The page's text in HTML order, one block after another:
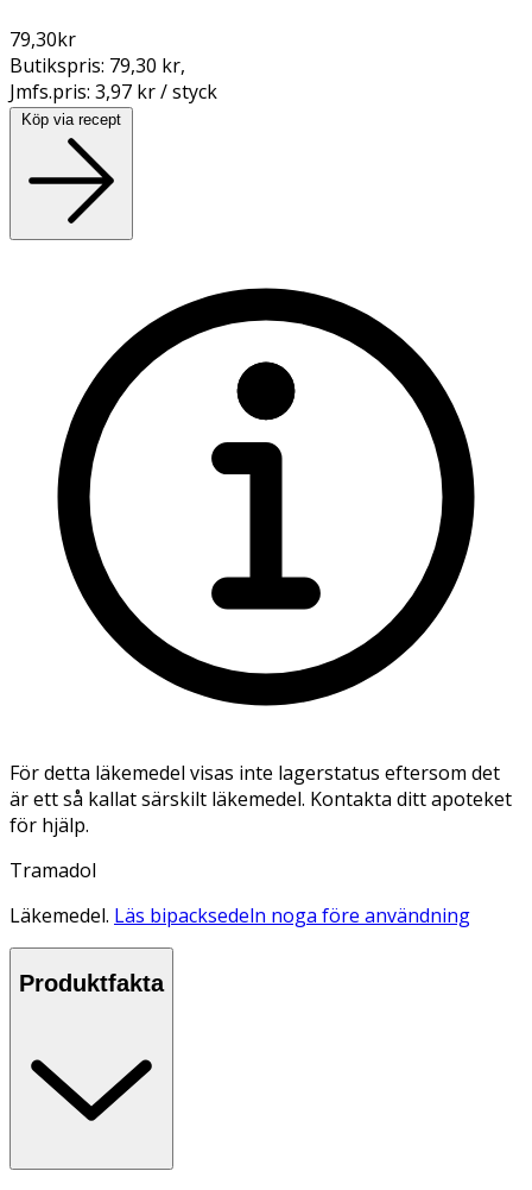
79,30kr
Butikspris: 79,30 kr,
Jmfs.pris: 3,97 kr / styck
Köp via recept
För detta läkemedel visas inte lagerstatus eftersom det
är ett så kallat särskilt läkemedel. Kontakta ditt apoteket
för hjälp.
Tramadol
Läkemedel. Läs bipacksedeln noga före användning
Produktfakta